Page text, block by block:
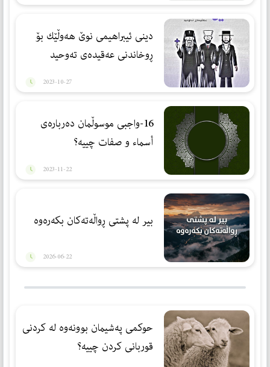
دینی ئیبراهیمی نوێ هەوڵێك بۆ
ڕوخاندنی عەقیدەی تەوحید
2023-10-27
16-واجبی موسوڵمان دەربارەی
أسماء و صفات چییە؟
2023-11-22
بیر لە پشتی ڕواڵەتەكان بكەرەوە
2026-06-22
حوكمی پەشیمان بوونەوە لە كردنی
قوربانی کردن چییە؟